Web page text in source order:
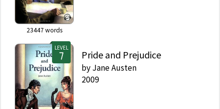
23447words
LEVEL
Pride and Prejudice
by Jane Austen
2009